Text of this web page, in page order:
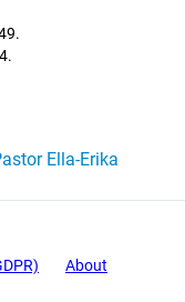
Ella-Erika
About